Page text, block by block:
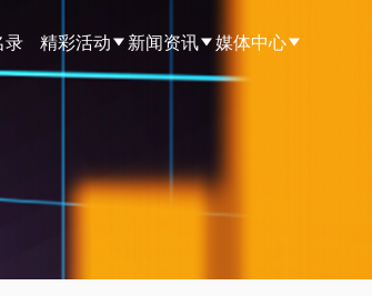
录 精彩活动 新闻资讯 媒体中心